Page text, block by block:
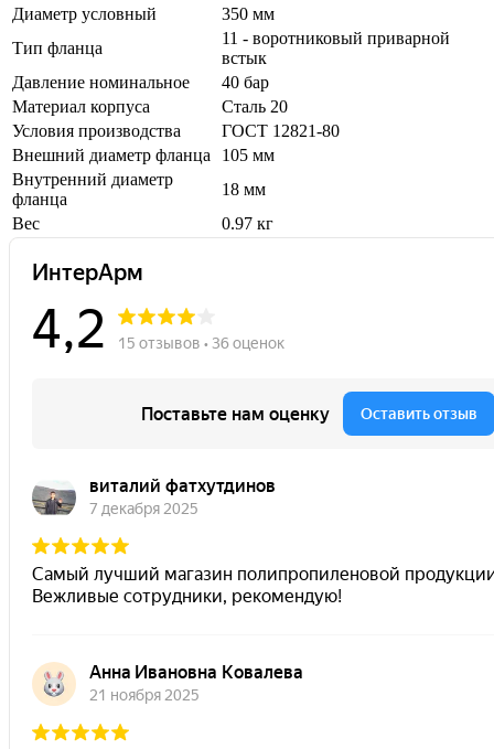
Диаметр условный
350 мм
Тип фланца
11 - воротниковый приварной
встык
Давление номинальное
40 бар
Материал корпуса
Сталь 20
Условия производства
ГОСТ 12821-80
Внешний диаметр фланца
105 мм
Внутренний диаметр
фланца
18 мм
Вес
0.97 кг